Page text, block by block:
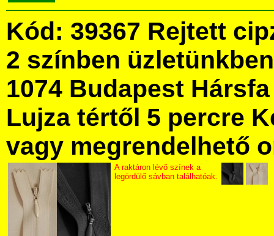
Kód: 39367 Rejtett
2 színben
1074 Budapest
Lujza tértől 5 percre
vagy megrendelhető
A raktáron lévő színek a
legördülő sávban találhatóak.